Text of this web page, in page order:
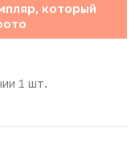
который
1 шт.